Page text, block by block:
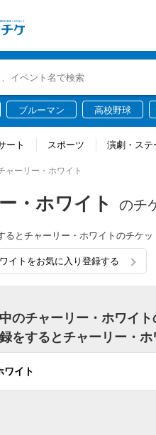
ブルーマン 高校野球
ート スポーツ 演劇・ステ
ャーリー・ホワイト
・ホワイト のチ
るとチャーリー・ホワイトのチケ
イトをお気に入り登録する
のチャーリー・ホワイト
をするとチャーリー・
ワイト